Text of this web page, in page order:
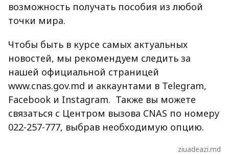
возможность получать пособия из любой
точки мира.
Чтобы быть в курсе самых актуальных
новостей, мы рекомендуем следить за
нашей официальной страницей
www.cnas.gov.md и аккаунтами в Telegram,
Facebook и Instagram. Также вы можете
связаться с Центром вызова CNAS по номеру
022-257-777, выбрав необходимую опцию.
ziuadeazi.md